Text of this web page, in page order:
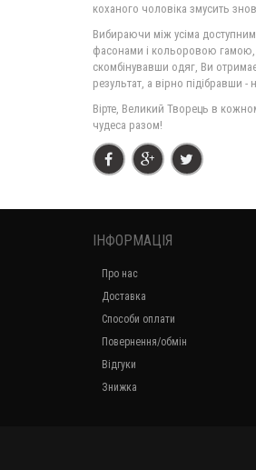
коханого чоловіка змусить
Вибираючи між усіма
фасонами і кольоровою
скомбінувавши одяг, Ви
результат, а вірно підібравши -
Вірте, Великий Творець в
чудеса разом!
ІНФОРМАЦІЯ
Про нас
Доставка
Способи оплати
Повернення/обмін
Відгуки
Знижка